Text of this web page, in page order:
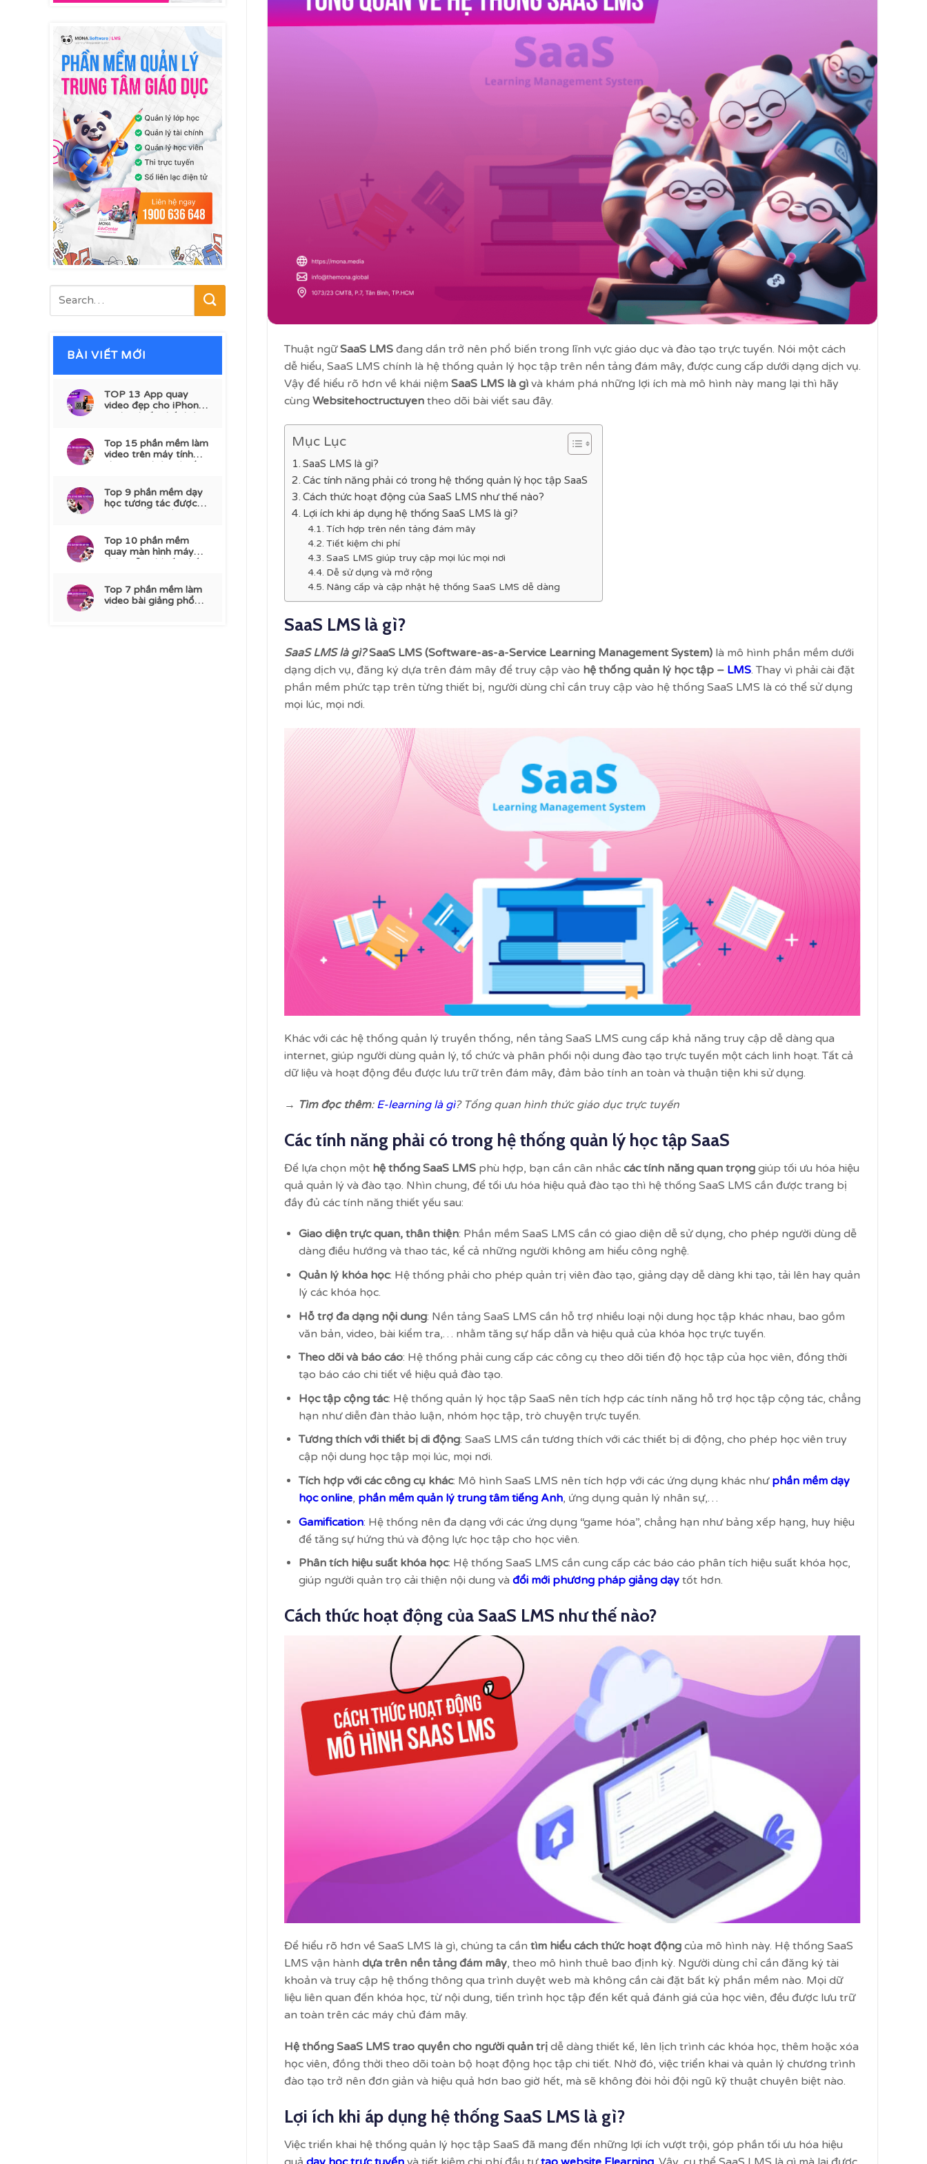
BÀI VIẾT MỚI
TOP 13 App quay
video đẹp cho iPhone,
Android tốt nhất hiện
Top 15 phần mềm làm
video trên máy tính
chuyên nghiệp và tốt
Top 9 phần mềm dạy
học tương tác được
Top 10 phần mềm
quay màn hình máy
tính miễn phí tốt nhất
Top 7 phần mềm làm
video bài giảng phổ
Thuật ngữSaaS LMS đang dần trở nên phổ biến trong lĩnh vực giáo dục và đào tạo trực tuyến. Nói một cách
dễ hiểu, SaaS LMS chính là hệ thống quản lý học tập trên nền tảng đám mây, được cung cấp dưới dạng dịch vụ.
Vậy để hiểu rõ hơn về khái niệm SaaS LMS là gì và khám phá những lợi ích mà mô hình này mang lại thì hãy
cùng Websitehoctructuyen theo dõi bài viết sau đây.
Mục Lục
SaaS LMS là gì?
Các tính năng phải có trong hệ thống quản lý học tập SaaS
Cách thức hoạt động của SaaS LMS như thế nào?
Lợi ích khi áp dụng hệ thống SaaS LMS là gì?
Tích hợp trên nền tảng đám mây
Tiết kiệm chi phí
SaaS LMS giúp truy cập mọi lúc mọi nơi
Dễ sử dụng và mở rộng
Nâng cấp và cập nhật hệ thống SaaS LMS dễ dàng
SaaS LMS là gì?
SaaS LMS là gì? SaaS LMS (Software-as-a-Service Learning Management System) là mô hình phần mềm dưới
dạng dịch vụ, đăng ký dựa trên đám mây để truy cập vào hệ thống quản lý học tập – LMS. Thay vì phải cài đặt
phần mềm phức tạp trên từng thiết bị, người dùng chỉ cần truy cập vào hệ thống SaaS LMS là có thể sử dụng
mọi lúc, mọi nơi.
Khác với các hệ thống quản lý truyền thống, nền tảng SaaS LMS cung cấp khả năng truy cập dễ dàng qua
internet, giúp người dùng quản lý, tổ chức và phân phối nội dung đào tạo trực tuyến một cách linh hoạt. Tất cả
dữ liệu và hoạt động đều được lưu trữ trên đám mây, đảm bảo tính an toàn và thuận tiện khi sử dụng.
→ Tìm đọc thêm: E-learning là gì? Tổng quan hình thức giáo dục trực tuyến
Các tính năng phải có trong hệ thống quản lý học tập SaaS
Để lựa chọn một hệ thống SaaS LMS phù hợp, bạn cần cân nhắc các tính năng quan trọng giúp tối ưu hóa hiệu
quả quản lý và đào tạo. Nhìn chung, để tối ưu hóa hiệu quả đào tạo thì hệ thống SaaS LMS cần được trang bị
đầy đủ các tính năng thiết yếu sau:
Giao diện trực quan, thân thiện: Phần mềm SaaS LMS cần có giao diện dễ sử dụng, cho phép người dùng dễ
dàng điều hướng và thao tác, kể cả những người không am hiểu công nghệ.
Quản lý khóa học: Hệ thống phải cho phép quản trị viên đào tạo, giảng dạy dễ dàng khi tạo, tải lên hay quản
lý các khóa học.
Hỗ trợ đa dạng nội dung: Nền tảng SaaS LMS cần hỗ trợ nhiều loại nội dung học tập khác nhau, bao gồm
văn bản, video, bài kiểm tra,… nhằm tăng sự hấp dẫn và hiệu quả của khóa học trực tuyến.
Theo dõi và báo cáo: Hệ thống phải cung cấp các công cụ theo dõi tiến độ học tập của học viên, đồng thời
tạo báo cáo chi tiết về hiệu quả đào tạo.
Học tập cộng tác: Hệ thống quản lý học tập SaaS nên tích hợp các tính năng hỗ trợ học tập cộng tác, chẳng
hạn như diễn đàn thảo luận, nhóm học tập, trò chuyện trực tuyến.
Tương thích với thiết bị di động: SaaS LMS cần tương thích với các thiết bị di động, cho phép học viên truy
cập nội dung học tập mọi lúc, mọi nơi.
Tích hợp với các công cụ khác: Mô hình SaaS LMS nên tích hợp với các ứng dụng khác như phần mềm dạy
học online, phần mềm quản lý trung tâm tiếng Anh, ứng dụng quản lý nhân sự,…
Gamification: Hệ thống nên đa dạng với các ứng dụng “game hóa”, chẳng hạn như bảng xếp hạng, huy hiệu
để tăng sự hứng thú và động lực học tập cho học viên.
Phân tích hiệu suất khóa học: Hệ thống SaaS LMS cần cung cấp các báo cáo phân tích hiệu suất khóa học,
giúp người quản trọ cải thiện nội dung và đổi mới phương pháp giảng dạytốt hơn.
Cách thức hoạt động của SaaS LMS như thế nào?
Để hiểu rõ hơn về SaaS LMS là gì, chúng ta cần tìm hiểu cách thức hoạt động của mô hình này. Hệ thống SaaS
LMS vận hành dựa trên nền tảng đám mây, theo mô hình thuê bao định kỳ. Người dùng chỉ cần đăng ký tài
khoản và truy cập hệ thống thông qua trình duyệt web mà không cần cài đặt bất kỳ phần mềm nào. Mọi dữ
liệu liên quan đến khóa học, từ nội dung, tiến trình học tập đến kết quả đánh giá của học viên, đều được lưu trữ
an toàn trên các máy chủ đám mây.
Hệ thống SaaS LMS trao quyền cho người quản trị dễ dàng thiết kế, lên lịch trình các khóa học, thêm hoặc xóa
học viên, đồng thời theo dõi toàn bộ hoạt động học tập chi tiết. Nhờ đó, việc triển khai và quản lý chương trình
đào tạo trở nên đơn giản và hiệu quả hơn bao giờ hết, mà sẽ không đòi hỏi đội ngũ kỹ thuật chuyên biệt nào.
Lợi ích khi áp dụng hệ thống SaaS LMS là gì?
Việc triển khai hệ thống quản lý học tập SaaS đã mang đến những lợi ích vượt trội, góp phần tối ưu hóa hiệu